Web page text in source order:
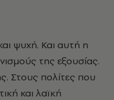
ψυχή. Και αυτή η
της εξουσίας.
Στους πολίτες που
και λαϊκή